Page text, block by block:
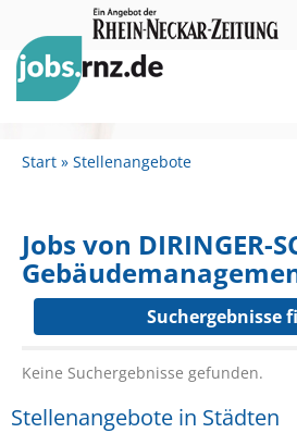
Start
Stellenangebote
Jobs von DIRINGER-
Suchergebnisse
Keine Suchergebnisse gefunden.
Stellenangebote in Städten